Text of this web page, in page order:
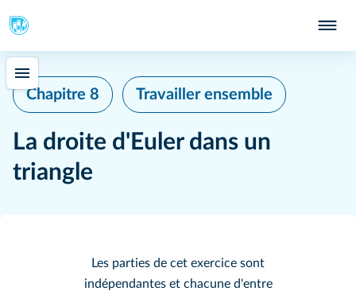
Chapitre 8 Travailler ensemble
La droite d'Euler dans un
triangle
Les parties de cet exercice sont
indépendantes et chacune d'entre